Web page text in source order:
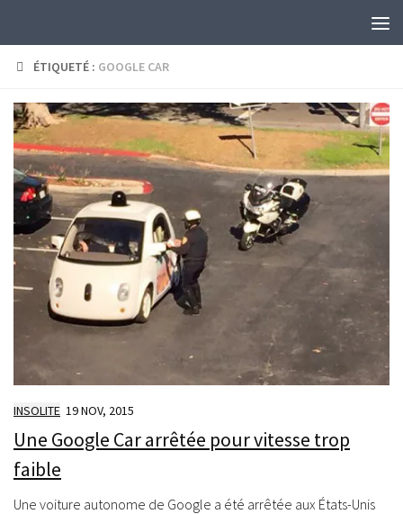
ÉTIQUETÉ : GOOGLE CAR
INSOLITE 19 NOV, 2015
Une Google Car arrêtée pour vitesse trop
faible
Une voiture autonome de Google a été arrêtée aux États-Unis